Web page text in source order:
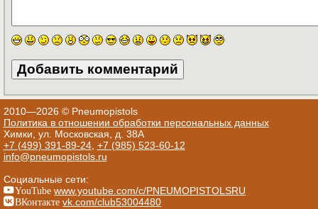
2010—2026 © Pneumopistols
Политика в отношении обработки персональных данных
Химки, ул. Московская, д. 38А
+7 (499) 391-89-24, +7 (985) 523-60-12
info@pneumopistols.ru
Социальные сети:
YouTube www.youtube.com/c/PNEUMOPISTOLSRU
ВКонтакте vk.com/club53004480